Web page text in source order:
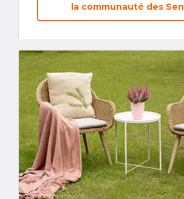
la communauté des